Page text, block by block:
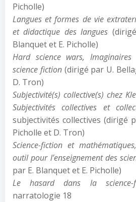
Picholle)
Langues et formes de vie
et didactique des langues
Blanquet et E. Picholle)
Hard science wars,
science fiction(dirigé par U.
D. Tron)
Subjectivité(s) collective(s) chez
Subjectivités collectives et
subjectivités collectives (dirigé
Picholle et D. Tron)
Science-fiction et
outil pour l’enseignement des
par E. Blanquet et E. Picholle)
Le hasard dans la science-
narratologie 18